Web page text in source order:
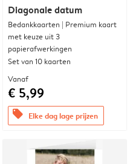
Diagonale datum
Bedankkaarten | Premium kaart
met keuze uit 3
papierafwerkingen
Set van 10 kaarten
Vanaf
€ 5,99
offers Elke dag lage prijzen